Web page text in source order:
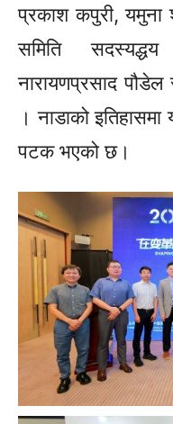
प्रकाश कपुरी, यमुना
समिति
नारायणप्रसाद
। नाडाको
पटक भएको छ।